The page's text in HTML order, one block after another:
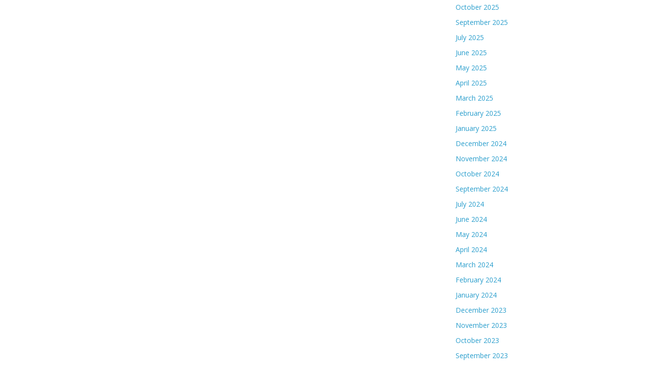
October 2025
September 2025
July 2025
June 2025
May 2025
April 2025
March 2025
February 2025
January 2025
December 2024
November 2024
October 2024
September 2024
July 2024
June 2024
May 2024
April 2024
March 2024
February 2024
January 2024
December 2023
November 2023
October 2023
September 2023